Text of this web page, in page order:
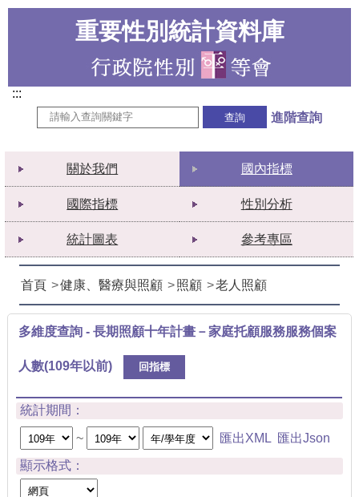
重要性別統計資料庫
進階查詢
關於我們 國內指標
國際指標 性別分析
統計圖表 參考專區
首頁 健康、醫療與照顧 照顧 老人照顧
多維度查詢 - 長期照顧十年計畫－家庭托顧服務服務個案
人數(109年以前) 回指標
統計期間：
~ 匯出XML 匯出Json
顯示格式：